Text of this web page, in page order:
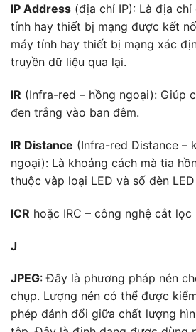
IP Address (địa chỉ IP): Là địa
tính hay thiết bị mạng được kết
máy tính hay thiết bị mạng xác
truyền dữ liệu qua lại.
IR (Infra-red – hồng ngoại): Giúp
đen trắng vào ban đêm.
IR Distance (Infra-red Distance –
ngoại): Là khoảng cách mà tia
thuộc vàp loại LED và số đèn
ICR hoặc IRC – công nghệ cắt
J
JPEG: Đây là phương pháp nén
chụp. Lượng nén có thể được
phép đánh đổi giữa chất lượng